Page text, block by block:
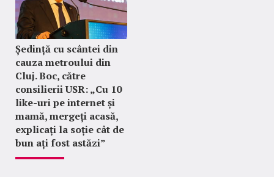
Ședință cu scântei din
cauza metroului din
Cluj. Boc, către
consilierii USR: „Cu 10
like-uri pe internet și
mamă, mergeți acasă,
explicați la soție cât de
bun ați fost astăzi”